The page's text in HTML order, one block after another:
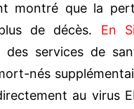
montré que la
de décès. En
des services de
nés
au virus